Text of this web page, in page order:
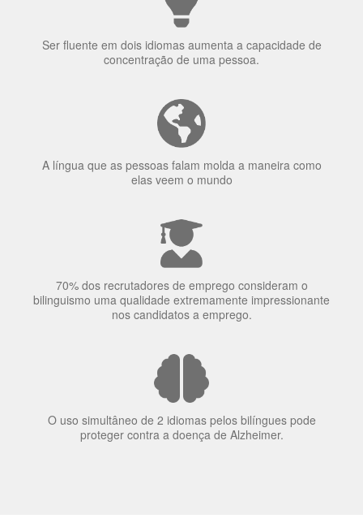
Ser fluente em dois idiomas aumenta a capacidade de
concentração de uma pessoa.
A língua que as pessoas falam molda a maneira como
elas veem o mundo
70% dos recrutadores de emprego consideram o
bilinguismo uma qualidade extremamente impressionante
nos candidatos a emprego.
O uso simultâneo de 2 idiomas pelos bilíngues pode
proteger contra a doença de Alzheimer.